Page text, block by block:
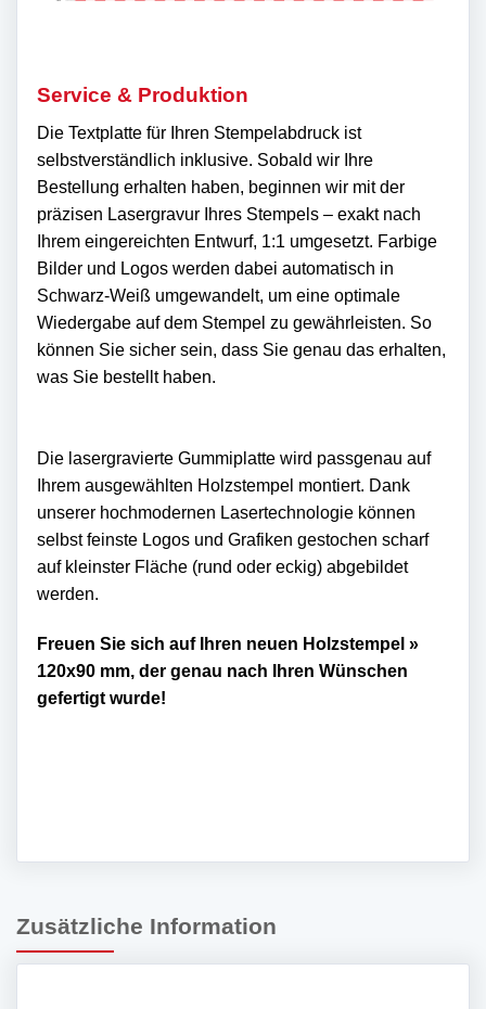
Service & Produktion
Die Textplatte für Ihren Stempelabdruck ist
selbstverständlich inklusive. Sobald wir Ihre
Bestellung erhalten haben, beginnen wir mit der
präzisen Lasergravur Ihres Stempels – exakt nach
Ihrem eingereichten Entwurf, 1:1 umgesetzt. Farbige
Bilder und Logos werden dabei automatisch in
Schwarz-Weiß umgewandelt, um eine optimale
Wiedergabe auf dem Stempel zu gewährleisten. So
können Sie sicher sein, dass Sie genau das erhalten,
was Sie bestellt haben.
Die lasergravierte Gummiplatte wird passgenau auf
Ihrem ausgewählten Holzstempel montiert. Dank
unserer hochmodernen Lasertechnologie können
selbst feinste Logos und Grafiken gestochen scharf
auf kleinster Fläche (rund oder eckig) abgebildet
werden.
Freuen Sie sich auf Ihren neuen Holzstempel »
120x90 mm, der genau nach Ihren Wünschen
gefertigt wurde!
Zusätzliche Information